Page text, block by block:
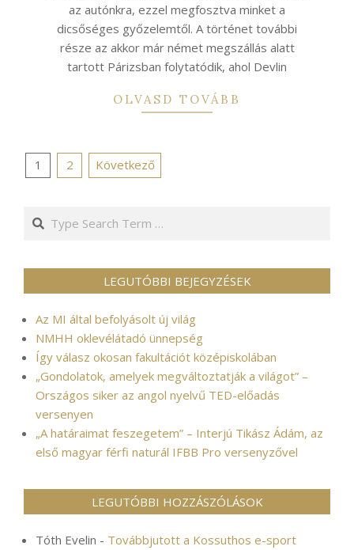
az autónkra, ezzel megfosztva minket a
dicsőséges győzelemtől. A történet további
része az akkor már német megszállás alatt
tartott Párizsban folytatódik, ahol Devlin
OLVASD TOVÁBB
Bejegyzések
1 2 Következő
Search
LEGUTÓBBI BEJEGYZÉSEK
Az MI által befolyásolt új világ
NMHH oklevélátadó ünnepség
Így válasz okosan fakultációt középiskolában
„Gondolatok, amelyek megváltoztatják a világot” –
Országos siker az angol nyelvű TED-előadás
versenyen
„A határaimat feszegetem” – Interjú Tikász Ádám, az
első magyar férfi naturál IFBB Pro versenyzővel
LEGUTÓBBI HOZZÁSZÓLÁSOK
Tóth Evelin - Továbbjutott a Kossuthos e-sport